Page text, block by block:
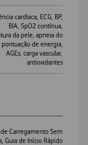
cardíaca, ECG, BP,
BIA, SpO2 contínua,
da pele, apneia do
pontuação de energia,
AGEs, carga vascular,
antioxidantes
de Carregamento Sem
Guia de Início Rápido